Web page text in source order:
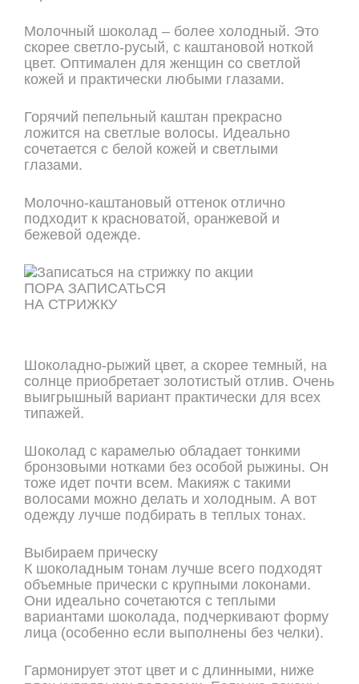
Молочный шоколад – более холодный. Это
скорее светло-русый, с каштановой ноткой
цвет. Оптимален для женщин со светлой
кожей и практически любыми глазами.
Горячий пепельный каштан прекрасно
ложится на светлые волосы. Идеально
сочетается с белой кожей и светлыми
глазами.
Молочно-каштановый оттенок отлично
подходит к красноватой, оранжевой и
бежевой одежде.
ПОРА ЗАПИСАТЬСЯ
НА СТРИЖКУ
Шоколадно-рыжий цвет, а скорее темный, на
солнце приобретает золотистый отлив. Очень
выигрышный вариант практически для всех
типажей.
Шоколад с карамелью обладает тонкими
бронзовыми нотками без особой рыжины. Он
тоже идет почти всем. Макияж с такими
волосами можно делать и холодным. А вот
одежду лучше подбирать в теплых тонах.
Выбираем прическу
К шоколадным тонам лучше всего подходят
объемные прически с крупными локонами.
Они идеально сочетаются с теплыми
вариантами шоколада, подчеркивают форму
лица (особенно если выполнены без челки).
Гармонирует этот цвет и с длинными, ниже